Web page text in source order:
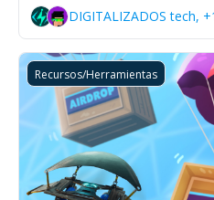
DIGITALIZADOS tech,
Recursos/Herramientas